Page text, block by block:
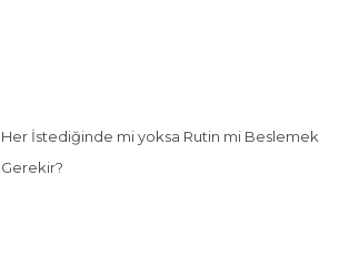
Her İstediğinde mi yoksa Rutin mi Beslemek
Gerekir?